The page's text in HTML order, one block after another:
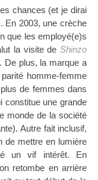
chances (et je dirai
En 2003, une crèche
que les employé(e)s
la visite deShinzo
De plus, la marque a
homme-femme
de femmes dans
constitue une grande
monde de la société
Autre fait inclusif,
de mettre en lumière
un vif intérêt. En
retombe en arrière